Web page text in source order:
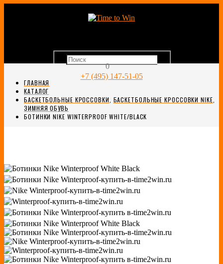
0
+7 (495) 147-51-05
ГЛАВНАЯ
КАТАЛОГ
БАСКЕТБОЛЬНЫЕ КРОССОВКИ БАСКЕТБОЛЬНЫЕ КРОССОВКИ NIKE
ЗИМНЯЯ ОБУВЬ
БОТИНКИ NIKE WINTERPROOF WHITE/BLACK